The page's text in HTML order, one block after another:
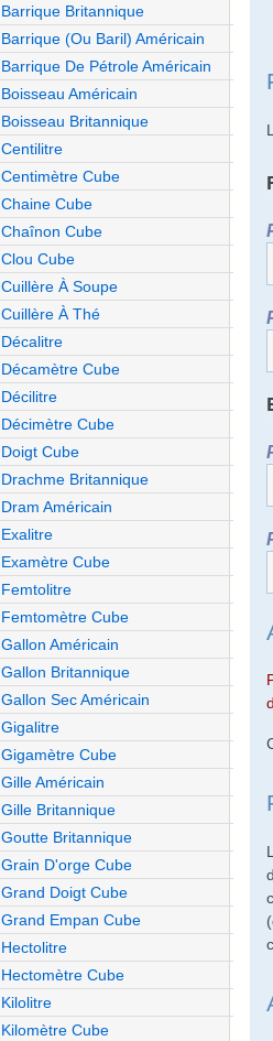
Barrique Britannique
Barrique (ou Baril) Américain
Barrique De Pétrole Américain
Boisseau Américain
Boisseau Britannique
Centilitre
Centimètre Cube
Chaine Cube
Chaînon Cube
Clou Cube
Cuillère À Soupe
Cuillère À Thé
Décalitre
Décamètre Cube
Décilitre
Décimètre Cube
Doigt Cube
Drachme Britannique
Dram Américain
Exalitre
Examètre Cube
Femtolitre
Femtomètre Cube
Gallon Américain
Gallon Britannique
Gallon Sec Américain
Gigalitre
Gigamètre Cube
Gille Américain
Gille Britannique
Goutte Britannique
Grain D'orge Cube
Grand Doigt Cube
Grand Empan Cube
Hectolitre
Hectomètre Cube
Kilolitre
Kilomètre Cube